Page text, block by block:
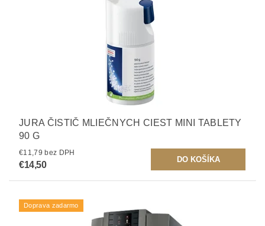
JURA ČISTIČ MLIEČNYCH CIEST MINI TABLETY
90 G
€11,79 bez DPH
€14,50
Doprava zadarmo